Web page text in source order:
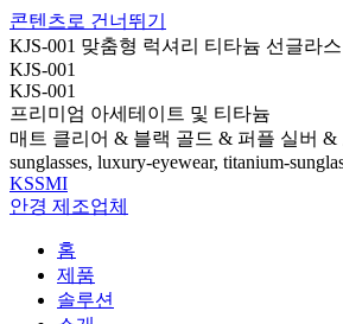
콘텐츠로 건너뛰기
KJS-001 맞춤형 럭셔리 티타늄 선글라스
KJS-001
KJS-001
프리미엄 아세테이트 및 티타늄
매트 클리어 & 블랙 골드 & 퍼플 실버 &
sunglasses, luxury-eyewear, titanium-
KSSMI
안경 제조업체
홈
제품
솔루션